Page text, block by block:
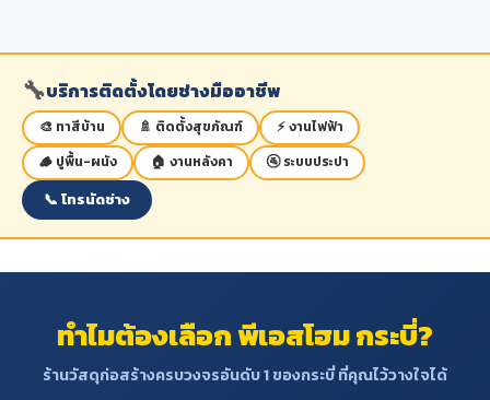
🔧บริการติดตั้งโดยช่างมืออาชีพ
🎨 ทาสีบ้าน 🚿 ติดตั้งสุขภัณฑ์
⚡ งานไฟฟ้า
🪵 ปูพื้น-ผนัง
🏠 งานหลังคา 🚰 ระบบประปา
📞 โทรนัดช่าง
ทำไมต้องเลือก พีเอสโฮม กระบี่?
ร้านวัสดุก่อสร้างครบวงจรอันดับ 1 ของกระบี่ ที่คุณไว้วางใจได้